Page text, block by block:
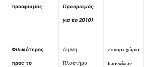
προορισμός Προορισμός
για το 2010)
Φιλικότερος
προς το
Λίμνη
Πλαστήρα
Ζαγοροχώρια
Ιωαννίνων